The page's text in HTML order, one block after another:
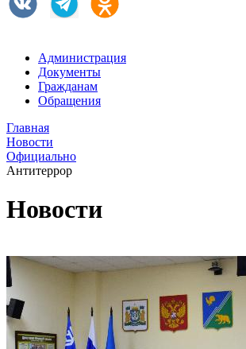
Администрация
Документы
Гражданам
Обращения
Главная
Новости
Официально
Антитеррор
Новости